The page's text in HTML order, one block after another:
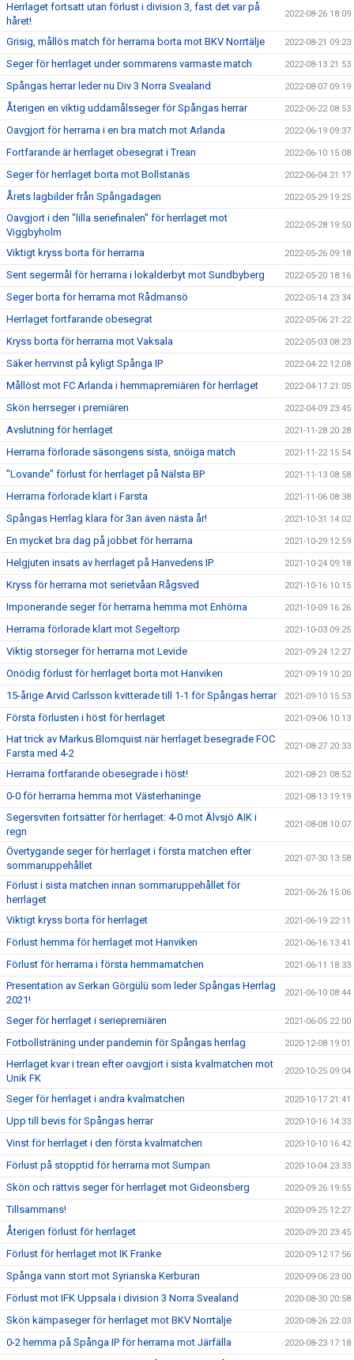
Herrlaget fortsatt utan förlust i division 3, fast det var på
håret!
2022-08-26 18:09
Grisig, mållös match för herrarna borta mot BKV Norrtälje 2022-08-21 09:23
Seger för herrlaget under sommarens varmaste match 2022-08-13 21:53
Spångas herrar leder nu Div 3 Norra Svealand 2022-08-07 09:19
Återigen en viktig uddamålsseger för Spångas herrar 2022-06-22 08:53
Oavgjort för herrarna i en bra match mot Arlanda 2022-06-19 09:37
Fortfarande är herrlaget obesegrat i Trean 2022-06-10 15:08
Seger för herrlaget borta mot Bollstanäs 2022-06-04 21:17
Årets lagbilder från Spångadagen 2022-05-29 19:25
Oavgjort i den "lilla seriefinalen" för herrlaget mot
Viggbyholm
2022-05-28 19:50
Viktigt kryss borta för herrarna 2022-05-26 09:18
Sent segermål för herrarna i lokalderbyt mot Sundbyberg 2022-05-20 18:16
Seger borta för herrarna mot Rådmansö 2022-05-14 23:34
Herrlaget fortfarande obesegrat 2022-05-06 21:22
Kryss borta för herrarna mot Vaksala 2022-05-03 08:23
Säker herrvinst på kyligt Spånga IP 2022-04-22 12:08
Mållöst mot FC Arlanda i hemmapremiären för herrlaget 2022-04-17 21:05
Skön herrseger i premiären 2022-04-09 23:45
Avslutning för herrlaget 2021-11-28 20:28
Herrarna förlorade säsongens sista, snöiga match 2021-11-22 15:54
"Lovande" förlust för herrlaget på Nälsta BP 2021-11-13 08:58
Herrarna förlorade klart i Farsta 2021-11-06 08:38
Spångas Herrlag klara för 3an även nästa år! 2021-10-31 14:02
En mycket bra dag på jobbet för herrarna 2021-10-29 12:59
Helgjuten insats av herrlaget på Hanvedens IP 2021-10-24 09:18
Kryss för herrarna mot serietvåan Rågsved 2021-10-16 10:15
Imponerande seger för herrarna hemma mot Enhörna 2021-10-09 16:26
Herrarna förlorade klart mot Segeltorp 2021-10-03 09:25
Viktig storseger för herrarna mot Levide 2021-09-24 12:27
Onödig förlust för herrlaget borta mot Hanviken 2021-09-19 10:20
15-årige Arvid Carlsson kvitterade till 1-1 för Spångas herrar 2021-09-10 15:53
Första förlusten i höst för herrlaget 2021-09-06 10:13
Hat trick av Markus Blomquist när herrlaget besegrade FOC
Farsta med 4-2
2021-08-27 20:33
Herrarna fortfarande obesegrade i höst! 2021-08-21 08:52
0-0 för herrarna hemma mot Västerhaninge 2021-08-13 19:19
Segersviten fortsätter för herrlaget: 4-0 mot Älvsjö AIK i
regn
2021-08-08 10:07
Övertygande seger för herrlaget i första matchen efter
sommaruppehållet
2021-07-30 13:58
Förlust i sista matchen innan sommaruppehållet för
herrlaget
2021-06-26 15:06
Viktigt kryss borta för herrlaget 2021-06-19 22:11
Förlust hemma för herrlaget mot Hanviken 2021-06-16 13:41
Förlust för herrarna i första hemmamatchen 2021-06-11 18:33
Presentation av Serkan Görgülü som leder Spångas Herrlag
2021!
2021-06-10 08:44
Seger för herrlaget i seriepremiären 2021-06-05 22:00
Fotbollsträning under pandemin för Spångas herrlag 2020-12-08 19:01
Herrlaget kvar i trean efter oavgjort i sista kvalmatchen mot
Unik FK
2020-10-25 09:04
Seger för herrlaget i andra kvalmatchen 2020-10-17 21:41
Upp till bevis för Spångas herrar 2020-10-16 14:33
Vinst för herrlaget i den första kvalmatchen 2020-10-10 16:42
Förlust på stopptid för herrarna mot Sumpan 2020-10-04 23:33
Skön och rättvis seger för herrlaget mot Gideonsberg 2020-09-26 19:55
Tillsammans! 2020-09-25 12:27
Återigen förlust för herrlaget 2020-09-20 23:45
Förlust för herrlaget mot IK Franke 2020-09-12 17:56
Spånga vann stort mot Syrianska Kerburan 2020-09-06 23:00
Förlust mot IFK Uppsala i division 3 Norra Svealand 2020-08-30 20:58
Skön kämpaseger för herrlaget mot BKV Norrtälje 2020-08-26 22:03
0-2 hemma på Spånga IP för herrarna mot Järfälla 2020-08-23 17:18